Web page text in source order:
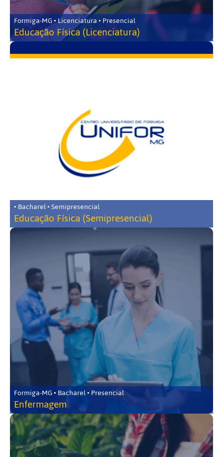
Formiga-MG • Licenciatura • Presencial
Educação Física (Licenciatura)
• Bacharel • Semipresencial
Educação Física (Semipresencial)
Formiga-MG • Bacharel • Presencial
Enfermagem